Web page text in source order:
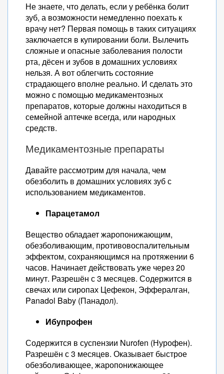
Не знаете, что делать, если у ребёнка болит
зуб, а возможности немедленно поехать к
врачу нет? Первая помощь в таких ситуациях
заключается в купировании боли. Вылечить
сложные и опасные заболевания полости
рта, дёсен и зубов в домашних условиях
нельзя. А вот облегчить состояние
страдающего вполне реально. И сделать это
можно с помощью медикаментозных
препаратов, которые должны находиться в
семейной аптечке всегда, или народных
средств.
Медикаментозные препараты
Давайте рассмотрим для начала, чем
обезболить в домашних условиях зуб с
использованием медикаментов.
Парацетамол
Вещество обладает жаропонижающим,
обезболивающим, противовоспалительным
эффектом, сохраняющимся на протяжении 6
часов. Начинает действовать уже через 20
минут. Разрешён с 3 месяцев. Содержится в
свечах или сиропах Цефекон, Эффералган,
Panadol Baby (Панадол).
Ибупрофен
Содержится в суспензии Nurofen (Нурофен).
Разрешён с 3 месяцев. Оказывает быстрое
обезболивающее, жаропонижающее